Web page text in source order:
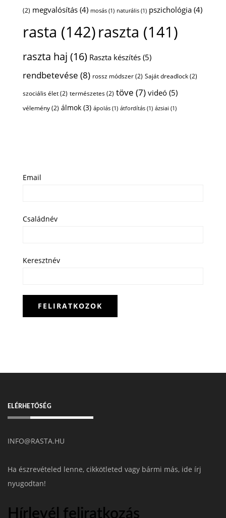
(2) megvalósítás (4) mosás (1) naturális (1) pszichológia (4)
rasta (142)raszta (141)
raszta haj (16) Raszta készítés(5)
rendbetevése (8) rossz módszer(2) Saját dreadlock(2)
szociális élet(2) természetes(2) töve (7)videó(5)
vélemény(2) álmok (3) ápolás (1) átfordítás (1) ázsiai (1)
Email
Családnév
Keresztnév
ELÉRHETŐSÉG
INFO@RASTA.HU
Ha észrevételed lenne, cikkötleted vagy bármi más, ide írj
nyugodtan!
Hírlevél feliratkozás